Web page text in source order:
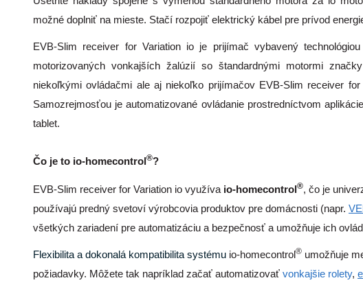
možné doplniť na mieste. Stačí rozpojiť elektrický kábel pre prívod
EVB-Slim receiver for Variation io je prijímač vybavený
motorizovaných vonkajších žalúzií so štandardnými motormi
niekoľkými ovládačmi ale aj niekoľko prijímačov EVB-Slim receiver
Samozrejmosťou je automatizované ovládanie prostredníctvom
tablet.
Čo je to io-homecontrol ®?
EVB-Slim receiver for Variation io využíva io-homecontrol ®, čo je
používajú predný svetoví výrobcovia produktov pre domácnosti (napr.
všetkých zariadení pre automatizáciu a bezpečnosť a umožňuje ich
Flexibilita a dokonalá kompatibilita systému io-homecontrol® umožňuje
požiadavky. Môžete tak napríklad začať automatizovať vonkajšie rolety,